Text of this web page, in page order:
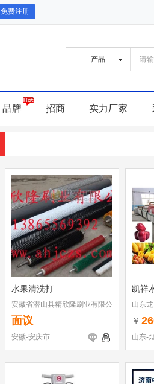
免费注册
品牌 招商 实力厂家
水果清洗打
安徽省潜山县精欣隆刷业有限公
司
面议
安徽-安庆市
凯祥
山东
￥
山东-